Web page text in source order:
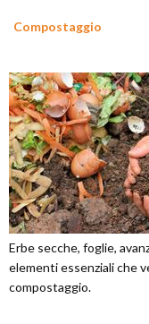
Compostaggio
Erbe secche, foglie,
elementi essenziali che
compostaggio.